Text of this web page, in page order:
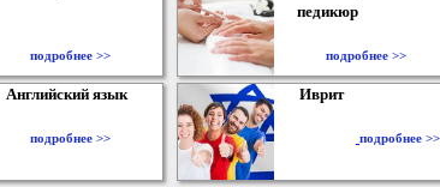
подробнее >>
педикюр
подробнее >>
Английский язык
подробнее >>
Иврит
подробнее >>